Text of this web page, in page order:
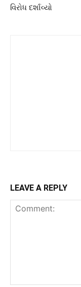
વિરોધ દર્શાવ્યો
LEAVE A REPLY